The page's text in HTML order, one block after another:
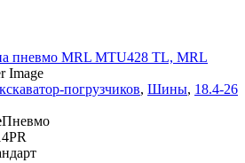
пневмо MRL MTU428 TL, MRL
погрузчиков, Шины, 18.4-26
Пневмо